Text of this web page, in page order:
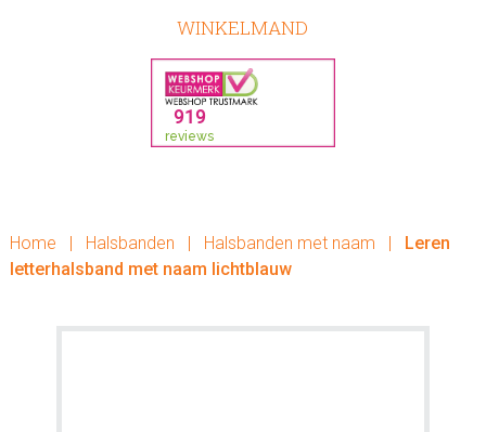
WINKELMAND
Home | Halsbanden | Halsbanden met naam |
Leren
letterhalsband met naam lichtblauw